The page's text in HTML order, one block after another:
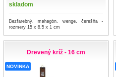
skladom
Bezfarebný, mahagón, wenge, čerešňa -
rozmery 15 x 8,5 x 1 cm
Drevený kríž - 16 cm
NOVINKA